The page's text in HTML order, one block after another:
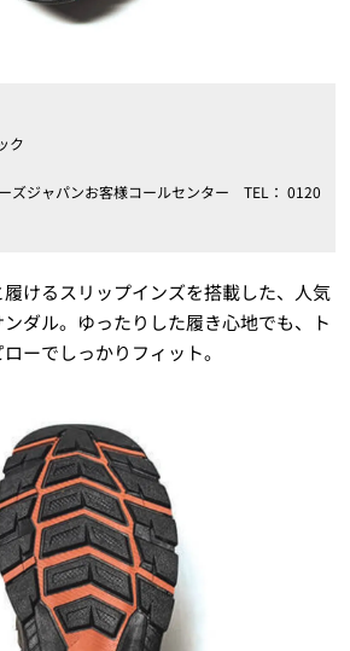
ク
ズジャパンお客様コールセンター TEL： 0120
けるスリップインズを搭載した、人気
ダル。ゆったりした履き心地でも、ト
ーでしっかりフィット。